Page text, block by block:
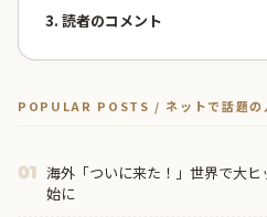
3. 読者のコメント
POPULAR POSTS / ネットで話題の
01 海外「ついに来た！」世界で大
始に